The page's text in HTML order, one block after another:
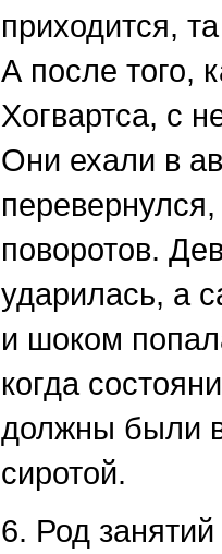
приходится,
А после того,
Хогвартса, с
Они ехали в
поворотов.
ударилась, а
и шоком
когда
должны были
сиротой.
6. Род